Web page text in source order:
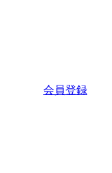
会員登録